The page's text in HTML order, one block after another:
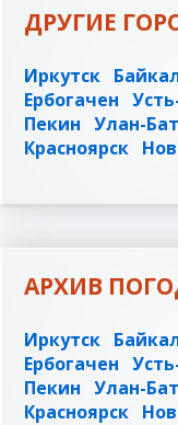
ДРУГИЕ
Иркутск
Ербогачен
Пекин Улан-
Красноярск
АРХИВ
Иркутск
Ербогачен
Пекин Улан-
Красноярск